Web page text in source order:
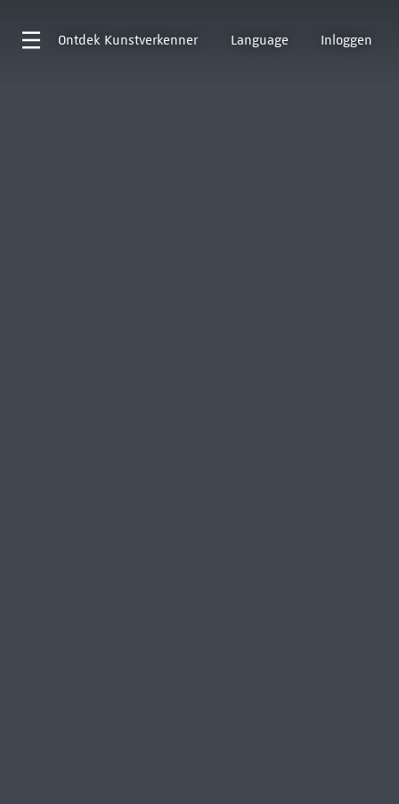
Ontdek Kunstverkenner Language Inloggen